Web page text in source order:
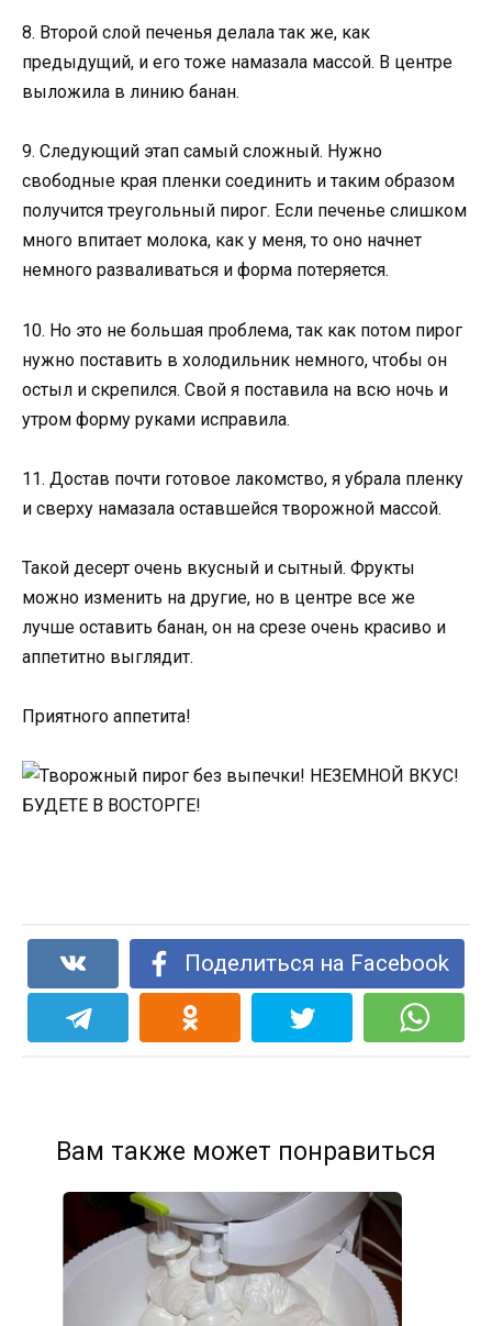
8. Второй слой печенья делала так же, как
предыдущий, и его тоже намазала массой. В центре
выложила в линию банан.
9. Следующий этап самый сложный. Нужно
свободные края пленки соединить и таким образом
получится треугольный пирог. Если печенье слишком
много впитает молока, как у меня, то оно начнет
немного разваливаться и форма потеряется.
10. Но это не большая проблема, так как потом пирог
нужно поставить в холодильник немного, чтобы он
остыл и скрепился. Свой я поставила на всю ночь и
утром форму руками исправила.
11. Достав почти готовое лакомство, я убрала пленку
и сверху намазала оставшейся творожной массой.
Такой десерт очень вкусный и сытный. Фрукты
можно изменить на другие, но в центре все же
лучше оставить банан, он на срезе очень красиво и
аппетитно выглядит.
Приятного аппетита!
Поделиться на Facebook
Вам также может понравиться